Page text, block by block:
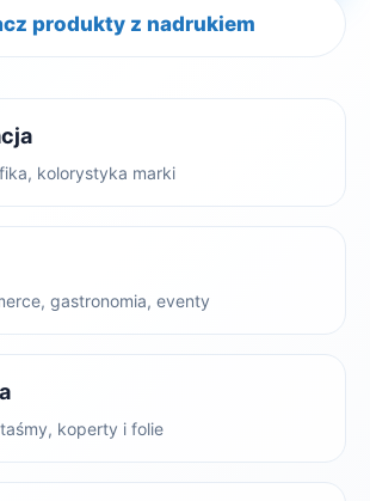
produkty z nadrukiem
kolorystyka marki
gastronomia, eventy
koperty i folie